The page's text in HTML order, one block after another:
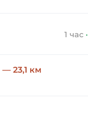
1 час ·
— 23,1 км